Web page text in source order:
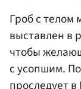
Гроб с телом
выставлен в
чтобы
с усопшим.
проследует